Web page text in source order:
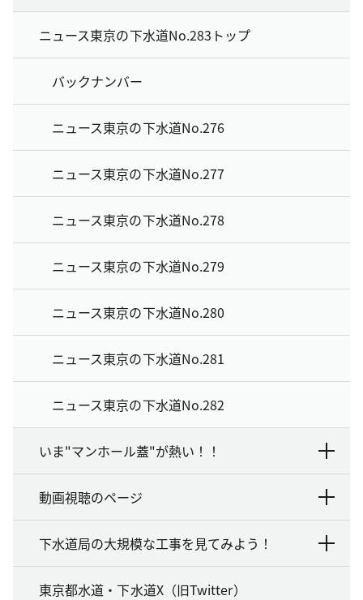
ニュース東京の下水道No.283トップ
バックナンバー
ニュース東京の下水道No.276
ニュース東京の下水道No.277
ニュース東京の下水道No.278
ニュース東京の下水道No.279
ニュース東京の下水道No.280
ニュース東京の下水道No.281
ニュース東京の下水道No.282
いま"マンホール蓋"が熱い！！
動画視聴のページ
下水道局の大規模な工事を見てみよう！
東京都水道・下水道X（旧Twitter）